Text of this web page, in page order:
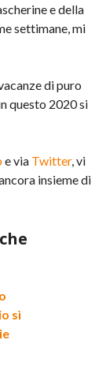
e della
settimane, mi
di puro
questo 2020 si
e via Twitter, vi
insieme di
sì